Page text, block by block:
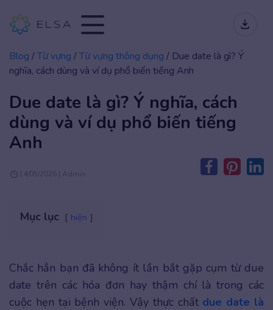
Blog /Từ vựng /Từ vựng thông dụng / Due date là gì? Ý
nghĩa, cách dùng và ví dụ phổ biến tiếng Anh
Due date là gì? Ý nghĩa, cách
dùng và ví dụ phổ biến tiếng
Anh
14/05/2026 | Admin
Mục lục hiện
Chắc hẳn bạn đã không ít lần bắt gặp cụm từ due
date trên các hóa đơn hay thậm chí là trong các
cuộc hẹn tại bệnh viện. Vậy thực chất due date là